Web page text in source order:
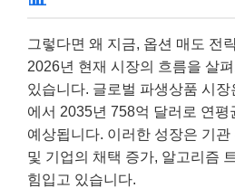
그렇다면 왜 지금, 옵션 매도 전
2026년 현재 시장의 흐름을 살
있습니다. 글로벌 파생상품 시
에서 2035년 758억 달러로 연평
예상됩니다. 이러한 성장은 기관
및 기업의 채택 증가, 알고리즘
힘입고 있습니다.